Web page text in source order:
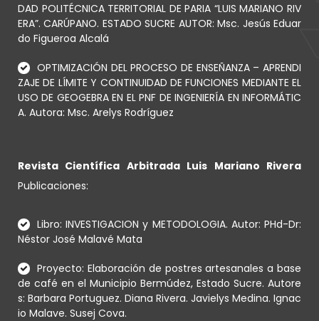
DAD POLITÉCNICA TERRITORIAL DE PARIA “LUIS MARIANO RIV
ERA”. CARÚPANO. ESTADO SUCRE AUTOR: Msc. Jesús Eduar
do Figueroa Alcalá
OPTIMIZACIÓN DEL PROCESO DE ENSEÑANZA – APRENDI
ZAJE DE LÍMITE Y CONTINUIDAD DE FUNCIONES MEDIANTE EL
USO DE GEOGEBRA EN EL PNF DE INGENIERÍA EN INFORMÁTIC
A. Autora: Msc. Arelys Rodríguez
Revista Científica Arbitrada Luis Mariano Rivera
Publicaciones:
Libro: INVESTIGACION y METODOLOGIA. Autor: PHd-Dr:
Néstor José Malavé Mata
Proyecto: Elaboración de postres artesanales a base
de café en el Municipio Bermúdez, Estado Sucre. Autore
s: Barbara Portuguez. Diana Rivera. Javielys Medina. Ignac
io Malave. Susej Cova.